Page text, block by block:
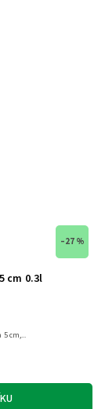
–27 %
cm 0.3l
cm,...